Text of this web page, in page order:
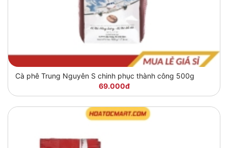
Cà phê Trung Nguyên S chinh phục thành công 500g
69.000đ